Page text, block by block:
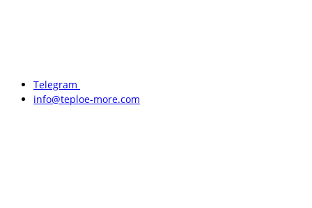
Telegram
info@teploe-more.com